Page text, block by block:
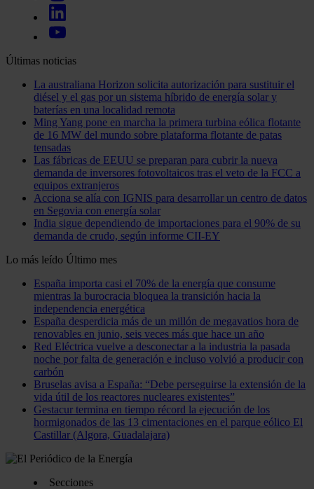
Últimas noticias
La australiana Horizon solicita autorización para sustituir el
diésel y el gas por un sistema híbrido de energía solar y
baterías en una localidad remota
Ming Yang pone en marcha la primera turbina eólica flotante
de 16 MW del mundo sobre plataforma flotante de patas
tensadas
Las fábricas de EEUU se preparan para cubrir la nueva
demanda de inversores fotovoltaicos tras el veto de la FCC a
equipos extranjeros
Acciona se alía con IGNIS para desarrollar un centro de datos
en Segovia con energía solar
India sigue dependiendo de importaciones para el 90% de su
demanda de crudo, según informe CII-EY
Lo más leído Último mes
España importa casi el 70% de la energía que consume
mientras la burocracia bloquea la transición hacia la
independencia energética
España desperdicia más de un millón de megavatios hora de
renovables en junio, seis veces más que hace un año
Red Eléctrica vuelve a desconectar a la industria la pasada
noche por falta de generación e incluso volvió a producir con
carbón
Bruselas avisa a España: “Debe perseguirse la extensión de la
vida útil de los reactores nucleares existentes”
Gestacur termina en tiempo récord la ejecución de los
hormigonados de las 13 cimentaciones en el parque eólico El
Castillar (Algora, Guadalajara)
Secciones